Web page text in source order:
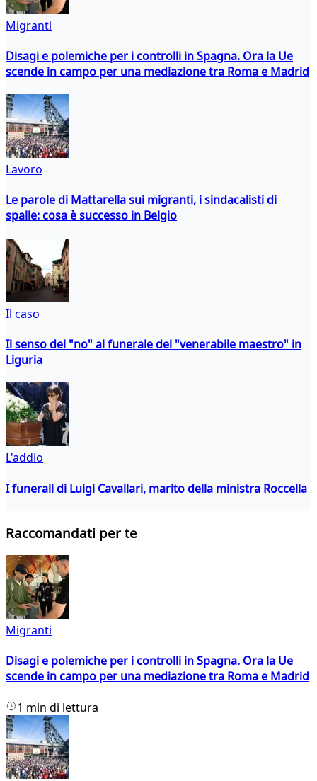
Migranti
Disagi e polemiche per i controlli in Spagna. Ora la Ue
scende in campo per una mediazione tra Roma e Madrid
Lavoro
Le parole di Mattarella sui migranti, i sindacalisti di
spalle: cosa è successo in Belgio
Il caso
Il senso del "no" al funerale del "venerabile maestro" in
Liguria
L'addio
I funerali di Luigi Cavallari, marito della ministra Roccella
Raccomandati per te
Migranti
Disagi e polemiche per i controlli in Spagna. Ora la Ue
scende in campo per una mediazione tra Roma e Madrid
1 min di lettura